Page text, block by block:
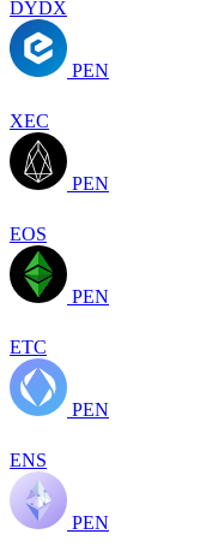
DYDX
PEN
XEC
PEN
EOS
PEN
ETC
PEN
ENS
PEN